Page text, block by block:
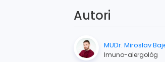
Autori
MUDr. Miroslav
Imuno-alergológ